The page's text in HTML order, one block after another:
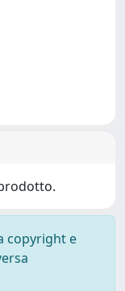
copyright e